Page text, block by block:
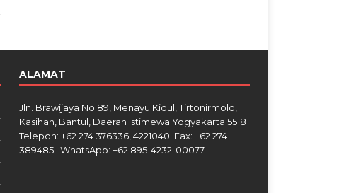
ALAMAT
Jln. Brawijaya No.89, Menayu Kidul, Tirtonirmolo,
Kasihan, Bantul, Daerah Istimewa Yogyakarta 55181
Telepon: +62 274 376336, 4221040 |Fax: +62 274
389485 | WhatsApp: +62 895-4232-00077